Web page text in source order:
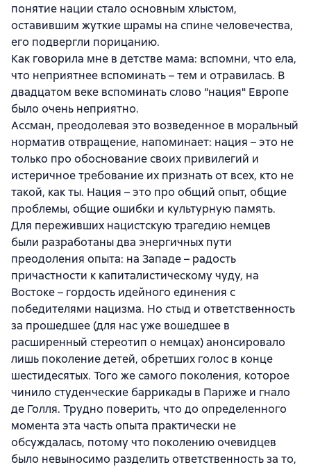
понятие нации стало основным хлыстом,
оставившим жуткие шрамы на спине человечества,
его подвергли порицанию.
Как говорила мне в детстве мама: вспомни, что ела,
что неприятнее вспоминать – тем и отравилась. В
двадцатом веке вспоминать слово "нация" Европе
было очень неприятно.
Ассман, преодолевая это возведенное в моральный
норматив отвращение, напоминает: нация – это не
только про обоснование своих привилегий и
истеричное требование их признать от всех, кто не
такой, как ты. Нация – это про общий опыт, общие
проблемы, общие ошибки и культурную память.
Для переживших нацистскую трагедию немцев
были разработаны два энергичных пути
преодоления опыта: на Западе – радость
причастности к капиталистическому чуду, на
Востоке – гордость идейного единения с
победителями нацизма. Но стыд и ответственность
за прошедшее (для нас уже вошедшее в
расширенный стереотип о немцах) анонсировало
лишь поколение детей, обретших голос в конце
шестидесятых. Того же самого поколения, которое
чинило студенческие баррикады в Париже и гнало
де Голля. Трудно поверить, что до определенного
момента эта часть опыта практически не
обсуждалась, потому что поколению очевидцев
было невыносимо разделить ответственность за то,